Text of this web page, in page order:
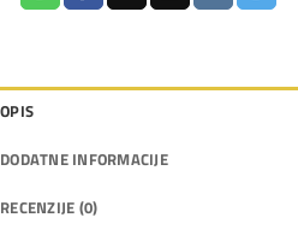
OPIS
DODATNE INFORMACIJE
RECENZIJE (0)